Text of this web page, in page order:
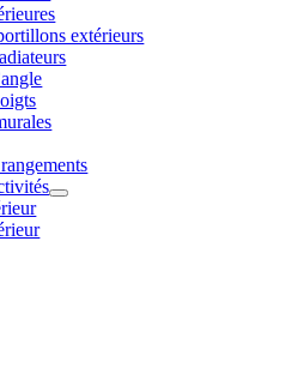
extérieurs